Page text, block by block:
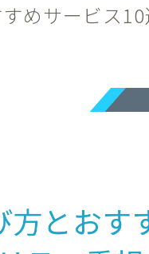
めサービス